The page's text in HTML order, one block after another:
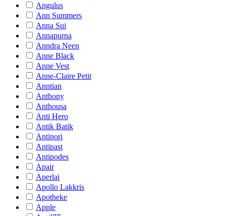
Angulus
Ann Summers
Anna Sui
Annapurna
Anndra Neen
Anne Black
Anne Vest
Anne-Claire Petit
Anntian
Anthony
Anthousa
Anti Hero
Antik Batik
Antinori
Antipast
Antipodes
Apair
Aperlai
Apollo Lakkris
Apotheke
Apple